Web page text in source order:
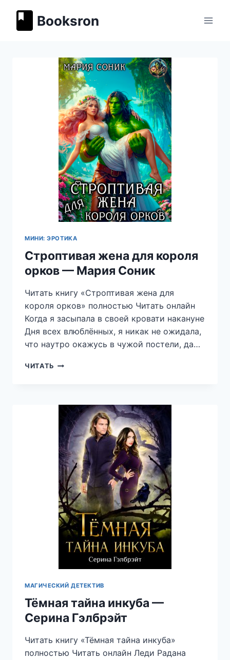
содержимому
Booksron
МИНИ: ЭРОТИКА
Строптивая жена для короля
орков — Мария Соник
Читать книгу «Строптивая жена для
короля орков» полностью Читать онлайн
Когда я засыпала в своей кровати накануне
Дня всех влюблённых, я никак не ожидала,
что наутро окажусь в чужой постели, да…
ЧИТАТЬ СТРОПТИВАЯ
ОРКОВ
МАРИЯ
СОНИК
МАГИЧЕСКИЙ ДЕТЕКТИВ
Тёмная тайна инкуба —
Серина Гэлбрэйт
Читать книгу «Тёмная тайна инкуба»
полностью Читать онлайн Леди Радана